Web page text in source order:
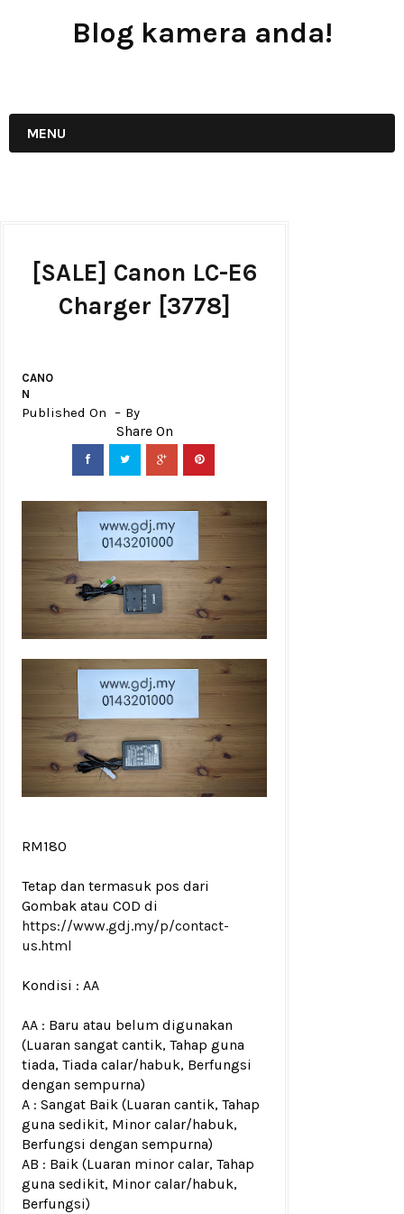
Blog kamera anda!
MENU
[SALE] Canon LC-E6
Charger [3778]
CANO
N
Published On By
RM180
Tetap dan termasuk pos dari
Gombak atau COD di
https://www.gdj.my/p/contact-
us.html
Kondisi : AA
AA : Baru atau belum digunakan
(Luaran sangat cantik, Tahap guna
tiada, Tiada calar/habuk, Berfungsi
dengan sempurna)
A : Sangat Baik (Luaran cantik, Tahap
guna sedikit, Minor calar/habuk,
Berfungsi dengan sempurna)
AB : Baik (Luaran minor calar, Tahap
guna sedikit, Minor calar/habuk,
Berfungsi)